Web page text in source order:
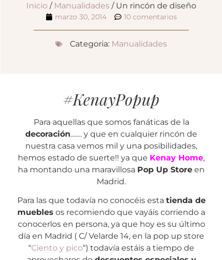
Inicio / Manualidades / Un rincón de diseño
marzo 30, 2014 10 comentarios
Categoria: Manualidades
#KenayPopup
Para aquellas que somos fanáticas de la
decoración……. y que en cualquier rincón de
nuestra casa vemos mil y una posibilidades,
hemos estado de suerte!! ya que Kenay Home,
ha montando una maravillosa Pop Up Store en
Madrid.
Para las que todavía no conocéis esta tienda de
muebles os recomiendo que vayáis corriendo a
conocerlos en persona, ya que hoy es su último
día en Madrid ( C/ Velarde 14, en la pop up store
“Ciento y pico“) todavía estáis a tiempo de